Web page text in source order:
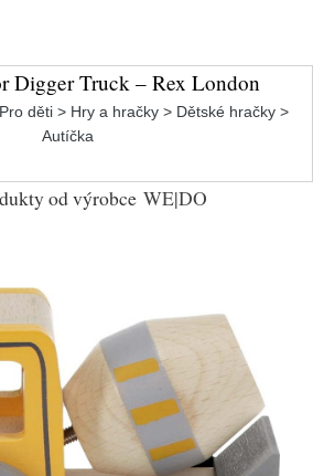
Digger Truck – Rex London
děti > Hry a hračky > Dětské hračky >
Autíčka
od výrobce WE|DO